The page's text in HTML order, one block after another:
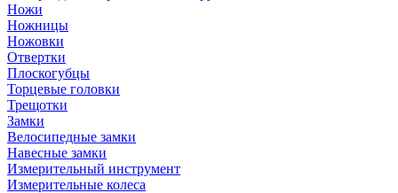
Ножи
Ножницы
Ножовки
Отвертки
Плоскогубцы
Торцевые головки
Трещотки
Замки
Велосипедные замки
Навесные замки
Измерительный инструмент
Измерительные колеса